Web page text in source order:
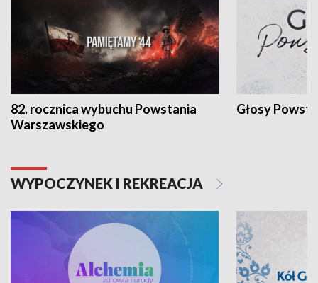
82. rocznica wybuchu Powstania
Warszawskiego
Głosy
WYPOCZYNEK I REKREACJA